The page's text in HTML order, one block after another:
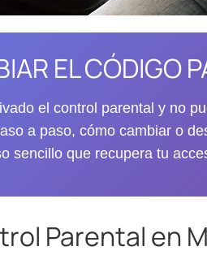
EL CÓDIGO
el control parental y no
a paso, cómo cambiar o
sencillo que recupera tu
Parental en